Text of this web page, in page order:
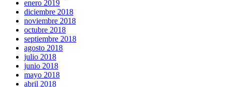
enero 2019
diciembre 2018
noviembre 2018
octubre 2018
septiembre 2018
agosto 2018
julio 2018
junio 2018
mayo 2018
abril 2018